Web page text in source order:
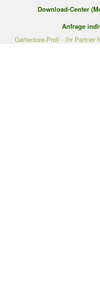
Download-Center
Anfrage
Gartentore-Profi - Ihr Partner